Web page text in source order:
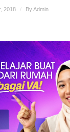
2018 / ByAdmin